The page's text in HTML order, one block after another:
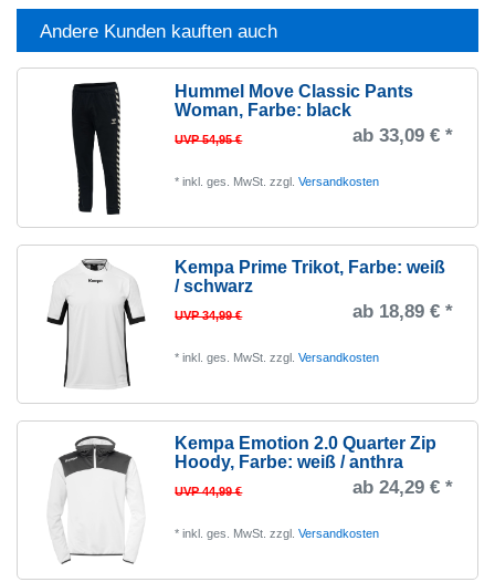
Andere Kunden kauften auch
Hummel Move Classic Pants
Woman, Farbe: black
UVP 54,95 € ab 33,09 € *
*inkl. ges. MwSt. zzgl.Versandkosten
Kempa Prime Trikot, Farbe: weiß
/ schwarz
UVP 34,99 € ab 18,89 € *
*inkl. ges. MwSt. zzgl.Versandkosten
Kempa Emotion 2.0 Quarter Zip
Hoody, Farbe: weiß / anthra
UVP 44,99 € ab 24,29 € *
*inkl. ges. MwSt. zzgl.Versandkosten